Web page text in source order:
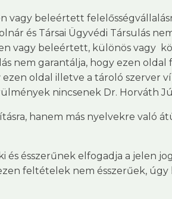
beleértett
és Társai Ügyvédi Társulás
vagy beleértett, különös vagy
nem garantálja, hogy ezen
oldal illetve a tároló szerver
nincsenek Dr. Horváth
hanem más nyelvekre való
ésszerűnek elfogadja a jelen
feltételek nem ésszerűek,